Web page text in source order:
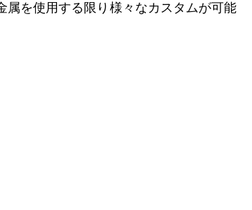
属を使用する限り様々なカスタムが可能